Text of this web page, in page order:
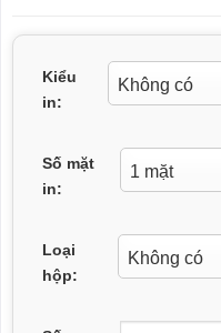
Kiểu
in:
Số mặt
in:
Loại
hộp: